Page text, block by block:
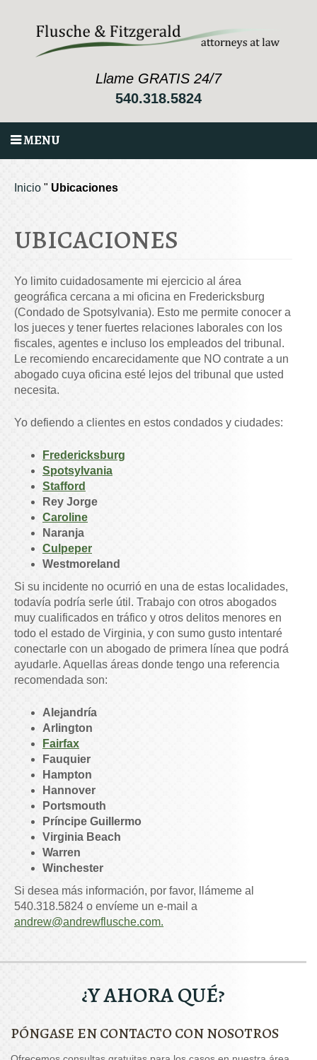
Llame GRATIS 24/7
540.318.5824
MENU
Inicio " Ubicaciones
UBICACIONES
Yo limito cuidadosamente mi ejercicio al área
geográfica cercana a mi oficina en Fredericksburg
(Condado de Spotsylvania). Esto me permite conocer a
los jueces y tener fuertes relaciones laborales con los
fiscales, agentes e incluso los empleados del tribunal.
Le recomiendo encarecidamente que NO contrate a un
abogado cuya oficina esté lejos del tribunal que usted
necesita.
Yo defiendo a clientes en estos condados y ciudades:
Fredericksburg
Spotsylvania
Stafford
Rey Jorge
Caroline
Naranja
Culpeper
Westmoreland
Si su incidente no ocurrió en una de estas localidades,
todavía podría serle útil. Trabajo con otros abogados
muy cualificados en tráfico y otros delitos menores en
todo el estado de Virginia, y con sumo gusto intentaré
conectarle con un abogado de primera línea que podrá
ayudarle. Aquellas áreas donde tengo una referencia
recomendada son:
Alejandría
Arlington
Fairfax
Fauquier
Hampton
Hannover
Portsmouth
Príncipe Guillermo
Virginia Beach
Warren
Winchester
Si desea más información, por favor, llámeme al
540.318.5824 o envíeme un e-mail a
andrew@andrewflusche.com.
¿Y AHORA QUÉ?
PÓNGASE EN CONTACTO CON NOSOTROS